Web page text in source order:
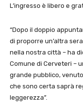
L’ingresso è libero e
“Dopo il doppio
di proporre un’altra
nella nostra città – ha
Comune di Cerveteri –
grande pubblico,
che sono certa saprà
leggerezza”.